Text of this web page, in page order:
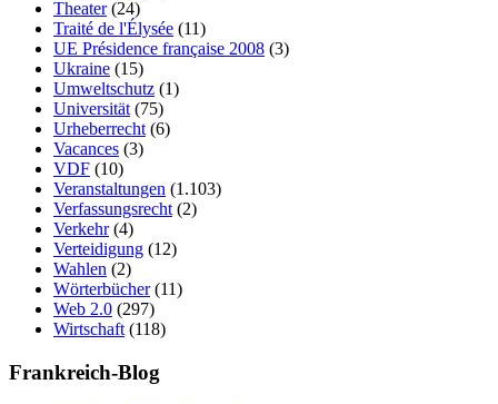
Theater(24)
Traité de l'Élysée (11)
UE Présidence française 2008 (3)
Ukraine (15)
Umweltschutz (1)
Universität (75)
Urheberrecht (6)
Vacances (3)
VDF (10)
Veranstaltungen (1.103)
Verfassungsrecht (2)
Verkehr(4)
Verteidigung (12)
Wahlen (2)
Wörterbücher(11)
Web 2.0 (297)
Wirtschaft (118)
Frankreich-Blog